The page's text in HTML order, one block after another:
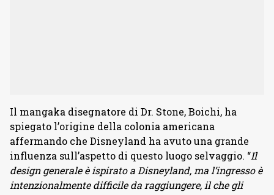
Il mangaka disegnatore di Dr. Stone, Boichi, ha
spiegato l’origine della colonia americana
affermando che Disneyland ha avuto una grande
influenza sull’aspetto di questo luogo selvaggio. “Il
design generale è ispirato a Disneyland, ma l’ingresso è
intenzionalmente difficile da raggiungere, il che gli